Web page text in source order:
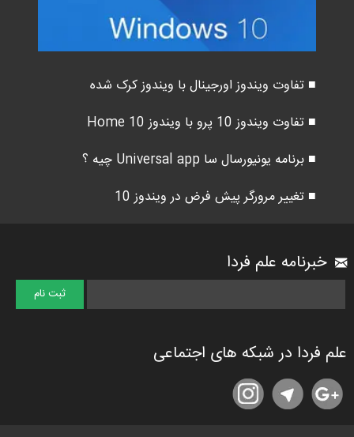
■ تفاوت ویندوز اورجینال با ویندوز کرک شده
■ تفاوت ویندوز 10 پرو با ویندوز 10 Home
■ برنامه یونیورسال سا Universal app چیه ؟
■ تغییر مرورگر پیش فرض در ویندوز 10
خبرنامه علم فردا
علم فردا در شبکه های اجتماعی